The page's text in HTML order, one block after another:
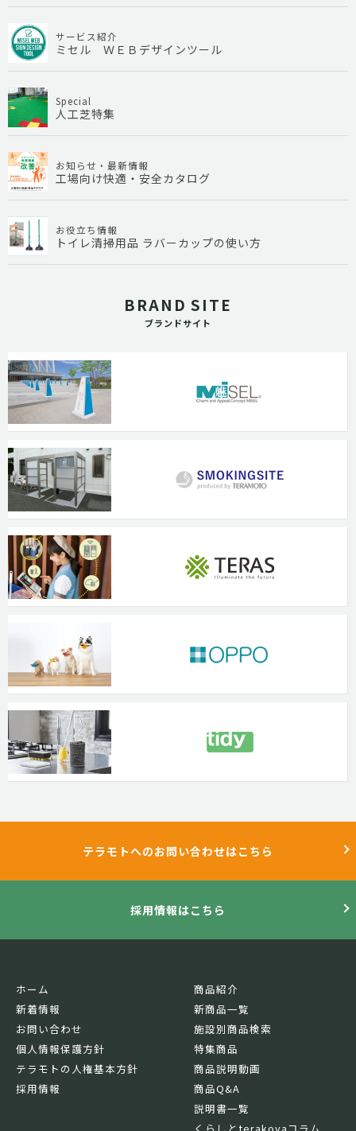
サービス紹介
ミセル ＷＥＢデザインツール
Special
人工芝特集
お知らせ・最新情報
工場向け快適・安全カタログ
お役立ち情報
トイレ清掃用品 ラバーカップの使い方
BRAND SITE
ブランドサイト
テラモトへのお問い合わせはこちら
採用情報はこちら
ホーム
新着情報
お問い合わせ
個人情報保護方針
テラモトの人権基本方針
採用情報
商品紹介
新商品一覧
施設別商品検索
特集商品
商品説明動画
商品Q&A
説明書一覧